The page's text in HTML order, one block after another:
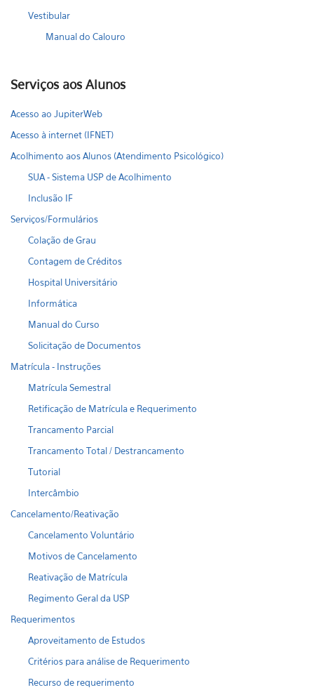
Vestibular
Manual do Calouro
Serviços aos Alunos
Acesso ao JupiterWeb
Acesso à internet (IFNET)
Acolhimento aos Alunos (Atendimento Psicológico)
SUA - Sistema USP de Acolhimento
Inclusão IF
Serviços/Formulários
Colação de Grau
Contagem de Créditos
Hospital Universitário
Informática
Manual do Curso
Solicitação de Documentos
Matrícula - Instruções
Matrícula Semestral
Retificação de Matrícula e Requerimento
Trancamento Parcial
Trancamento Total / Destrancamento
Tutorial
Intercâmbio
Cancelamento/Reativação
Cancelamento Voluntário
Motivos de Cancelamento
Reativação de Matrícula
Regimento Geral da USP
Requerimentos
Aproveitamento de Estudos
Critérios para análise de Requerimento
Recurso de requerimento